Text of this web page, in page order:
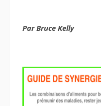
Par Bruce Kelly